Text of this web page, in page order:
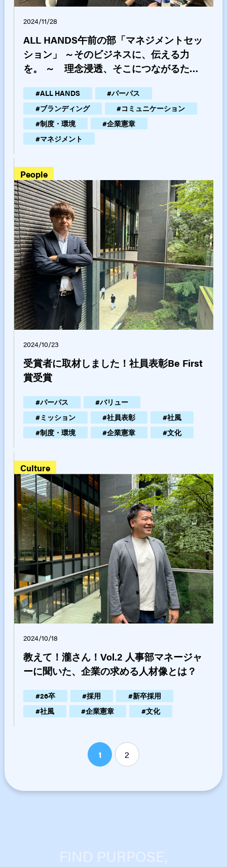
2024/11/28
ALL HANDS午前の部「マネジメントセッ
ション」 ～そのビジネスに、伝える力
を。 ～ 理念浸透、そこにつながるため
#ALL HANDS #パーパス
#ブランディング #コミュニケーション
#制度・環境 #企業憲章
#マネジメント
people
2024/10/23
受賞者に取材しました！社員表彰Be First
賞受賞
#パーパス #バリュー
#ミッション #社員表彰 #社風
#制度・環境 #企業憲章 #文化
culture
2024/10/18
教えて！瀧さん！Vol.2 人事部マネージャ
ーに聞いた、企業の求める人材像とは？
#26卒 #採用 #新卒採用
#社風 #企業憲章 #文化
1 2
FIND PURPOSE,